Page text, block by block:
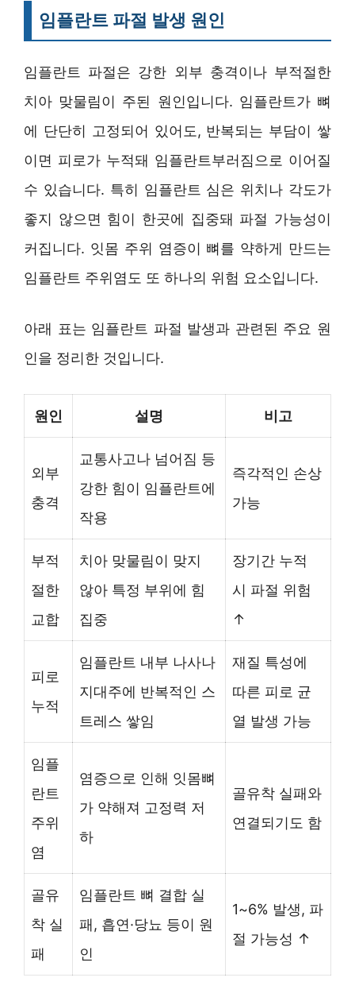
임플란트 파절 발생 원인
임플란트 파절은 강한 외부 충격이나 부적절한
치아 맞물림이 주된 원인입니다. 임플란트가 뼈
에 단단히 고정되어 있어도, 반복되는 부담이 쌓
이면 피로가 누적돼 임플란트부러짐으로 이어질
수 있습니다. 특히 임플란트 심은 위치나 각도가
좋지 않으면 힘이 한곳에 집중돼 파절 가능성이
커집니다. 잇몸 주위 염증이 뼈를 약하게 만드는
임플란트 주위염도 또 하나의 위험 요소입니다.
아래 표는 임플란트 파절 발생과 관련된 주요 원
인을 정리한 것입니다.
원인 설명 비고
외부
충격
교통사고나 넘어짐 등
강한 힘이 임플란트에
작용
즉각적인 손상
가능
부적
절한
교합
치아 맞물림이 맞지
않아 특정 부위에 힘
집중
장기간 누적
시 파절 위험
↑
피로
누적
임플란트 내부 나사나
지대주에 반복적인 스
트레스 쌓임
재질 특성에
따른 피로 균
열 발생 가능
임플
란트
주위
염
염증으로 인해 잇몸뼈
가 약해져 고정력 저
하
골유착 실패와
연결되기도 함
골유
착 실
패
임플란트 뼈 결합 실
패, 흡연·당뇨 등이 원
인
1~6% 발생, 파
절 가능성 ↑